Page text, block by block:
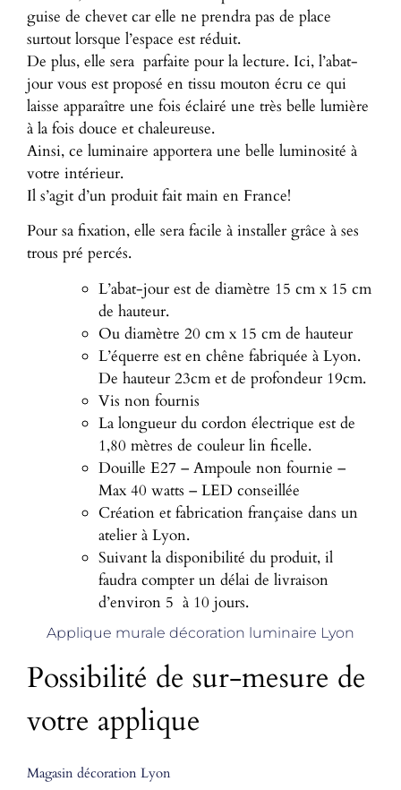
guise de chevet car elle ne prendra pas de place
surtout lorsque l’espace est réduit.
De plus, elle sera parfaite pour la lecture. Ici, l’abat-
jour vous est proposé en tissu mouton écru ce qui
laisse apparaître une fois éclairé une très belle lumière
à la fois douce et chaleureuse.
Ainsi, ce luminaire apportera une belle luminosité à
votre intérieur.
Il s’agit d’un produit fait main en France!
Pour sa fixation, elle sera facile à installer grâce à ses
trous pré percés.
L’abat-jour est de diamètre 15 cm x 15 cm
de hauteur.
Ou diamètre 20 cm x 15 cm de hauteur
L’équerre est en chêne fabriquée à Lyon.
De hauteur 23cm et de profondeur 19cm.
Vis non fournis
La longueur du cordon électrique est de
1,80 mètres de couleur lin ficelle.
Douille E27 – Ampoule non fournie –
Max 40 watts – LED conseillée
Création et fabrication française dans un
atelier à Lyon.
Suivant la disponibilité du produit, il
faudra compter un délai de livraison
d’environ 5 à 10 jours.
Applique murale décoration luminaire Lyon
Possibilité de sur-mesure de
votre applique
Magasin décoration Lyon